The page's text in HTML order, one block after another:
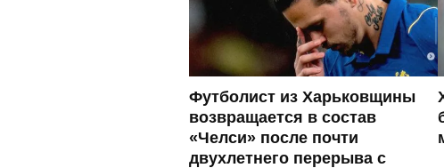
Футболист из Харьковщины
возвращается в состав
«Челси» после почти
двухлетнего перерыва с